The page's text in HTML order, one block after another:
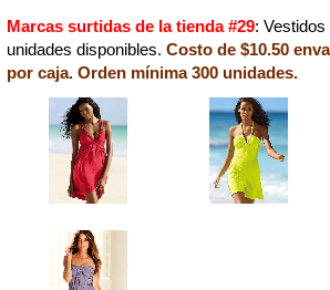
Marcas surtidas de la tienda #29:
unidades disponibles. Costo de $10.50
por caja. Orden mínima 300 unidades.